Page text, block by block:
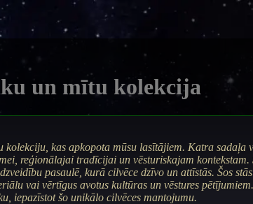
un mītu kolekcija
kolekciju, kas apkopota mūsu lasītājiem. Katra sadaļa
reģionālajai tradīcijai un vēsturiskajam kontekstam.
pasaulē, kurā cilvēce dzīvo un attīstās. Šos
vai vērtīgus avotus kultūras un vēstures pētījumiem.
iepazīstot šo unikālo cilvēces mantojumu.